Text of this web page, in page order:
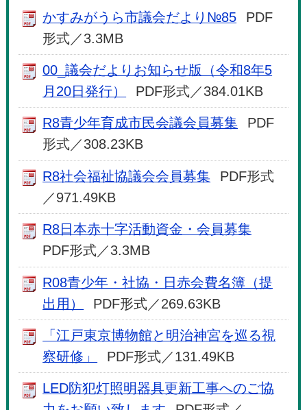
かすみがうら市議会だより№85
PDF
形式／3.3MB
00_議会だよりお知らせ版（令和8年5
月20日発行）
PDF形式／384.01KB
R8青少年育成市民会議会員募集
PDF
形式／308.23KB
R8社会福祉協議会会員募集
PDF形式
／971.49KB
R8日本赤十字活動資金・会員募集
PDF形式／3.3MB
R08青少年・社協・日赤会費名簿（提
出用）
PDF形式／269.63KB
「江戸東京博物館と明治神宮を巡る視
察研修」
PDF形式／131.49KB
LED防犯灯照明器具更新工事へのご協